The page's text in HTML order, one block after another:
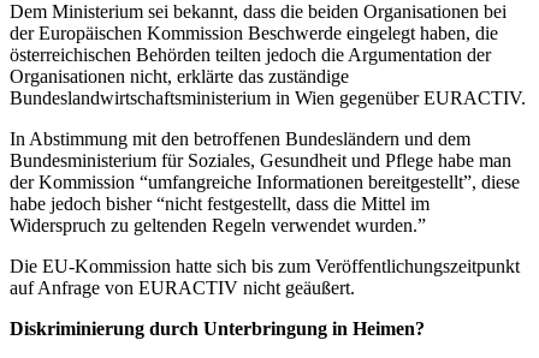
Dem Ministerium sei bekannt, dass die beiden Organisationen bei
der Europäischen Kommission Beschwerde eingelegt haben, die
österreichischen Behörden teilten jedoch die Argumentation der
Organisationen nicht, erklärte das zuständige
Bundeslandwirtschaftsministerium in Wien gegenüber EURACTIV.
In Abstimmung mit den betroffenen Bundesländern und dem
Bundesministerium für Soziales, Gesundheit und Pflege habe man
der Kommission “umfangreiche Informationen bereitgestellt”, diese
habe jedoch bisher “nicht festgestellt, dass die Mittel im
Widerspruch zu geltenden Regeln verwendet wurden.”
Die EU-Kommission hatte sich bis zum Veröffentlichungszeitpunkt
auf Anfrage von EURACTIV nicht geäußert.
Diskriminierung durch Unterbringung in Heimen?